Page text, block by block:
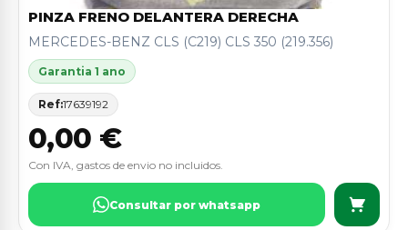
PINZA FRENO DELANTERA DERECHA
MERCEDES-BENZ CLS (C219) CLS 350 (219.356)
Garantia 1 ano
Ref:17639192
0,00 €
Con IVA, gastos de envio no incluidos.
Consultar por whatsapp